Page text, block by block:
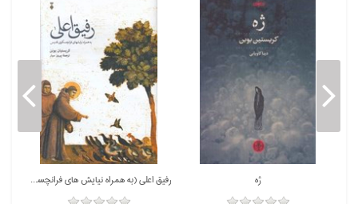
رفيق اعلي (به همراه نيايش هاي فرانچسكوي قديس) ژه